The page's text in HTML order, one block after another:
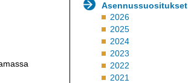
Asennussuositukset
2026
2025
2024
2023
2022
2021